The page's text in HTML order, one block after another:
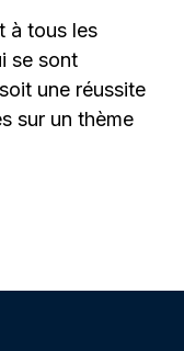
à tous les
se sont
une réussite
sur un thème